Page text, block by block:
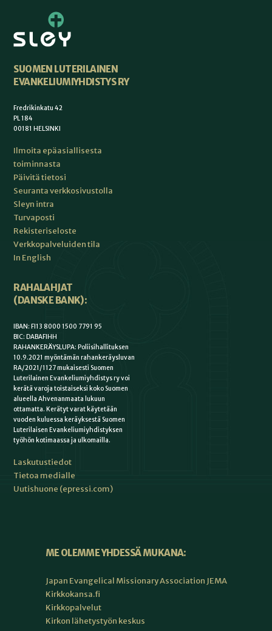
SUOMEN LUTERILAINEN
EVANKELIUMIYHDISTYS RY
Fredrikinkatu 42
PL 184
00181 HELSINKI
Ilmoita epäasiallisesta
toiminnasta
Päivitä tietosi
Seuranta verkkosivustolla
Sleyn intra
Turvaposti
Rekisteriseloste
Verkkopalveluiden tila
In English
RAHALAHJAT
(DANSKE BANK):
IBAN: FI13 8000 1500 7791 95
BIC: DABAFIHH
RAHANKERÄYSLUPA: Poliisihallituksen
10.9.2021 myöntämän rahankeräysluvan
RA/2021/1127 mukaisesti Suomen
Luterilainen Evankeliumiyhdistys ry voi
kerätä varoja toistaiseksi koko Suomen
alueella Ahvenanmaata lukuun
ottamatta. Kerätyt varat käytetään
vuoden kuluessa keräyksestä Suomen
Luterilaisen Evankeliumiyhdistyksen
työhön kotimaassa ja ulkomailla.
Laskutustiedot
Tietoa medialle
Uutishuone (epressi.com)
ME OLEMME YHDESSÄ MUKANA:
Japan Evangelical Missionary Association JEMA
Kirkkokansa.fi
Kirkkopalvelut
Kirkon lähetystyön keskus